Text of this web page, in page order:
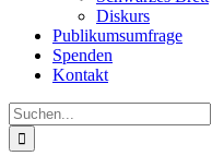
Diskurs
Publikumsumfrage
Spenden
Kontakt
Suche
nach: